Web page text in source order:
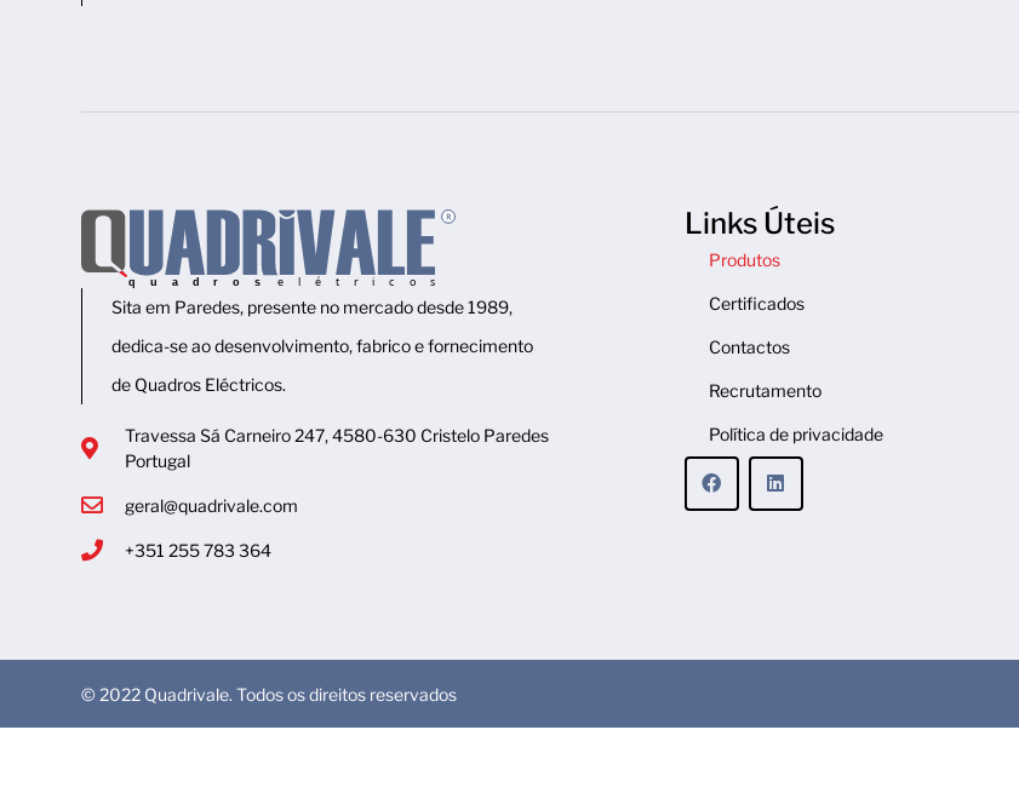
Sita em Paredes, presente no mercado desde 1989,
dedica-se ao desenvolvimento, fabrico e fornecimento
de Quadros Eléctricos.
Travessa Sá Carneiro 247, 4580-630 Cristelo Paredes
Portugal
geral@quadrivale.com
+351 255 783 364
Links Úteis
Produtos
Certificados
Contactos
Recrutamento
Política de privacidade
© 2022 Quadrivale. Todos os direitos reservados